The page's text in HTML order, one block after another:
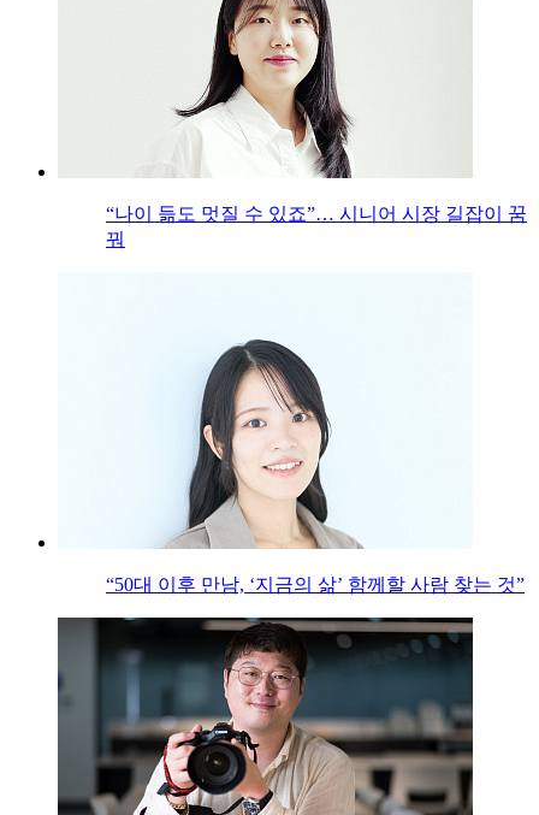
“나이 듦도 멋질 수 있죠”… 시니어 시장 길잡이 꿈
꿔
“50대 이후 만남, ‘지금의 삶’ 함께할 사람 찾는 것”